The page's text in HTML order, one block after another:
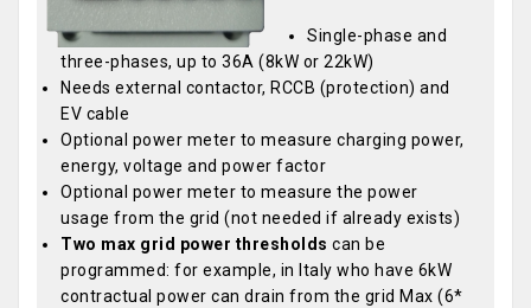
Single-phase and
three-phases, up to 36A (8kW or 22kW)
Needs external contactor, RCCB (protection) and
EV cable
Optional power meter to measure charging power,
energy, voltage and power factor
Optional power meter to measure the power
usage from the grid (not needed if already exists)
Two max grid power thresholds can be
programmed: for example, in Italy who have 6kW
contractual power can drain from the grid Max (6*